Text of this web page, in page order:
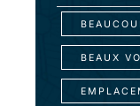
BEAUX